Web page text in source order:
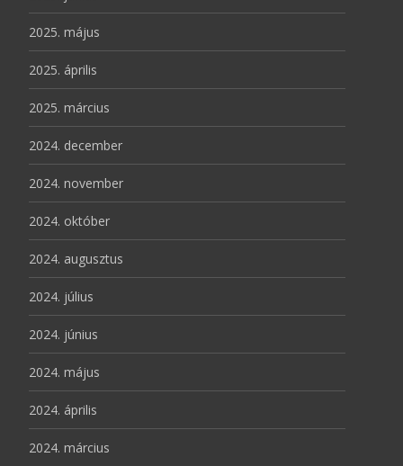
2025. május
2025. április
2025. március
2024. december
2024. november
2024. október
2024. augusztus
2024. július
2024. június
2024. május
2024. április
2024. március